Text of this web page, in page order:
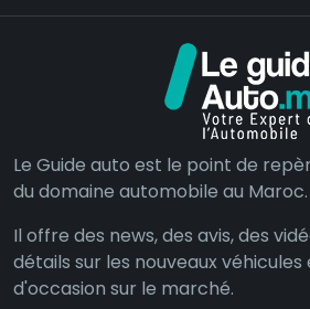
Le Guide auto est le point de
du domaine automobile au Maroc.
Il offre des news, des avis, des
détails sur les nouveaux véhicules
d'occasion sur le marché.